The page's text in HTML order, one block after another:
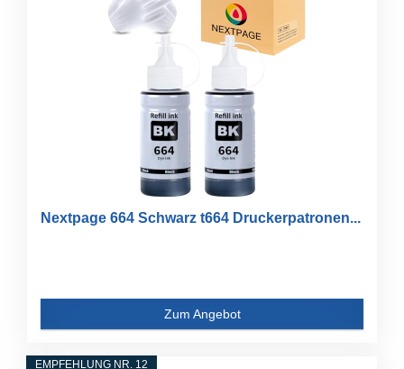
Nextpage 664 Schwarz t664 Druckerpatronen...
Zum Angebot
EMPFEHLUNG NR. 12